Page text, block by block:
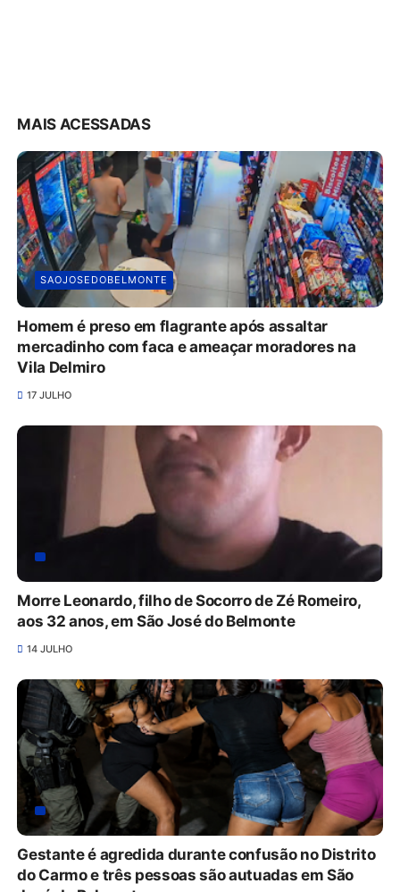
MAIS ACESSADAS
SAOJOSEDOBELMONTE
Homem é preso em flagrante após assaltar
mercadinho com faca e ameaçar moradores na
Vila Delmiro
17 JULHO
Morre Leonardo, filho de Socorro de Zé Romeiro,
aos 32 anos, em São José do Belmonte
14 JULHO
Gestante é agredida durante confusão no Distrito
do Carmo e três pessoas são autuadas em São